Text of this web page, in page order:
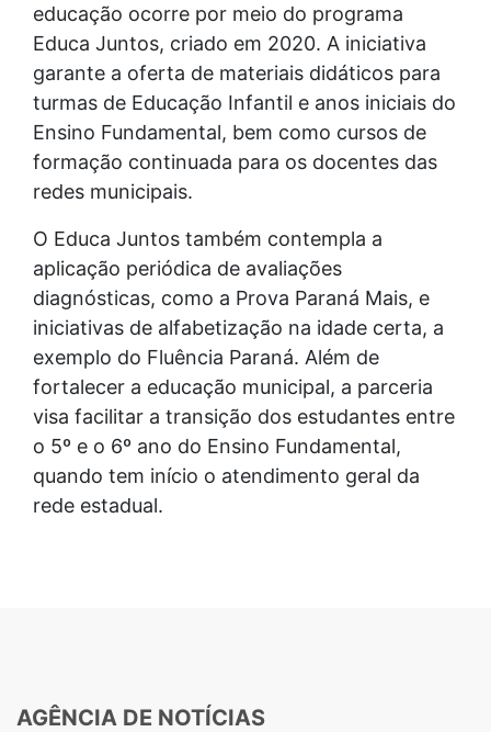
educação ocorre por meio do programa
Educa Juntos, criado em 2020. A iniciativa
garante a oferta de materiais didáticos para
turmas de Educação Infantil e anos iniciais do
Ensino Fundamental, bem como cursos de
formação continuada para os docentes das
redes municipais.
O Educa Juntos também contempla a
aplicação periódica de avaliações
diagnósticas, como a Prova Paraná Mais, e
iniciativas de alfabetização na idade certa, a
exemplo do Fluência Paraná. Além de
fortalecer a educação municipal, a parceria
visa facilitar a transição dos estudantes entre
o 5º e o 6º ano do Ensino Fundamental,
quando tem início o atendimento geral da
rede estadual.
AGÊNCIA DE NOTÍCIAS